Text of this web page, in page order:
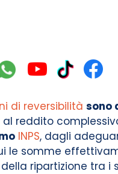
di reversibilità sono
reddito
INPS, dagli
le somme
ripartizione tra i